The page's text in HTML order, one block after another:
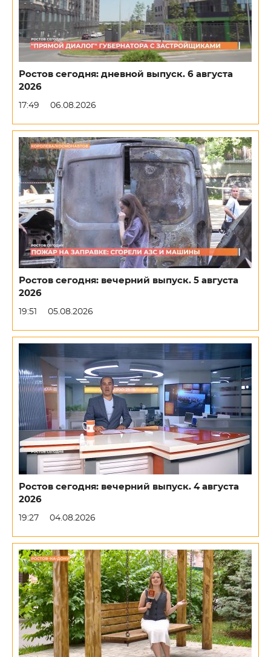
Ростов сегодня: дневной выпуск. 6 августа
2026
17:49 06.08.2026
Ростов сегодня: вечерний выпуск. 5 августа
2026
19:51 05.08.2026
Ростов сегодня: вечерний выпуск. 4 августа
2026
19:27 04.08.2026